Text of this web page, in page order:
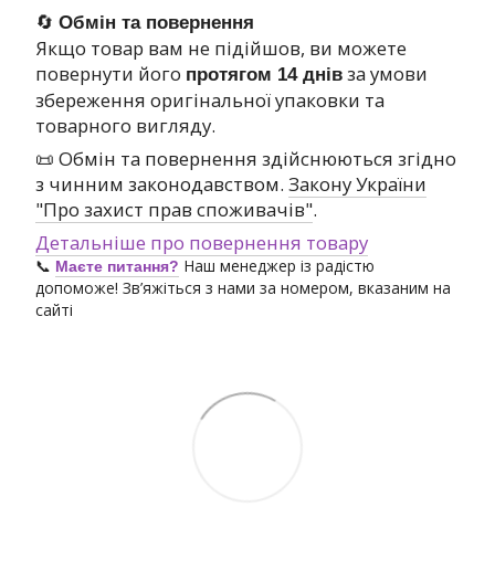
🔄 Обмін та повернення
Якщо товар вам не підійшов, ви можете
повернути його протягом 14 днів за умови
збереження оригінальної упаковки та
товарного вигляду.
📜 Обмін та повернення здійснюються згідно
з чинним законодавством. Закону України
"Про захист прав споживачів".
Детальніше про повернення товару
📞 Маєте питання? Наш менеджер із радістю
допоможе! Зв’яжіться з нами за номером, вказаним на
сайті